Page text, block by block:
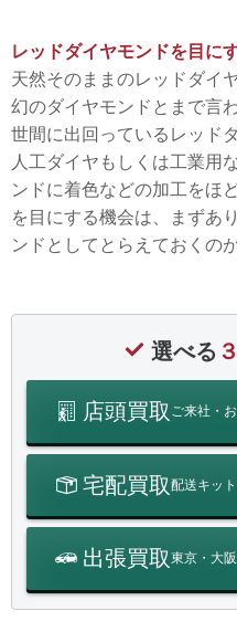
レッドダイヤモンドを目に
天然そのままのレッドダイ
幻のダイヤモンドとまで言
世間に出回っているレッド
人工ダイヤもしくは工業用
ンドに着色などの加工をほ
を目にする機会は、まずあ
ンドとしてとらえておくの
選べる
店頭買取 ご来社・
宅配買取配送キッ
出張買取東京・大